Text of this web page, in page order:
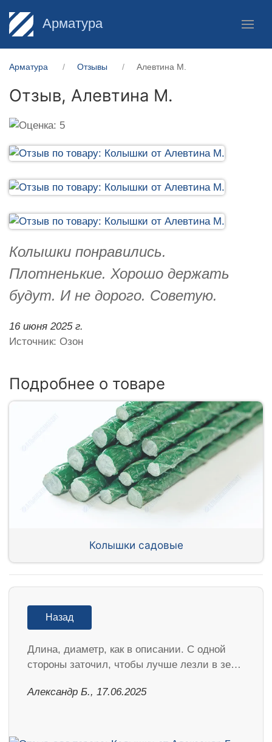
Арматура
Арматура Отзывы Алевтина М.
Отзыв, Алевтина М.
Колышки понравились.
Плотненькие. Хорошо держать
будут. И не дорого. Советую.
16 июня 2025 г.
Источник: Озон
Подробнее о товаре
Колышки садовые
Назад
Длина, диаметр, как в описании. С одной
стороны заточил, чтобы лучше лезли в зе…
Александр Б., 17.06.2025